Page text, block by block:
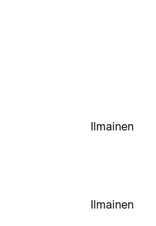
Ilmainen
Ilmainen